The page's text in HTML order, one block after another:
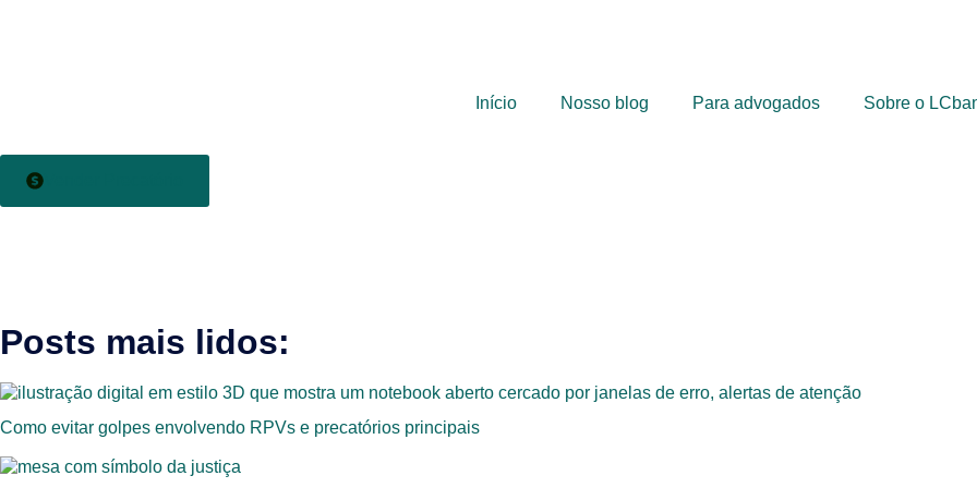
Início Nosso blog Para advogados Sobre o
Posts mais lidos:
Como evitar golpes envolvendo RPVs e precatórios principais